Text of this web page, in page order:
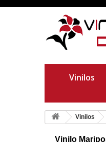
Vinilos
Vinilos
Vinilo